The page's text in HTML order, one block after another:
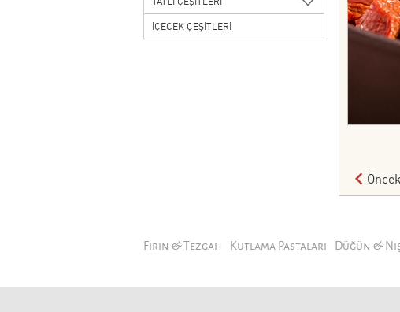
İÇECEK ÇEŞİTLERİ
Fırın & Tezgah Kutlama Pastaları Düğün &